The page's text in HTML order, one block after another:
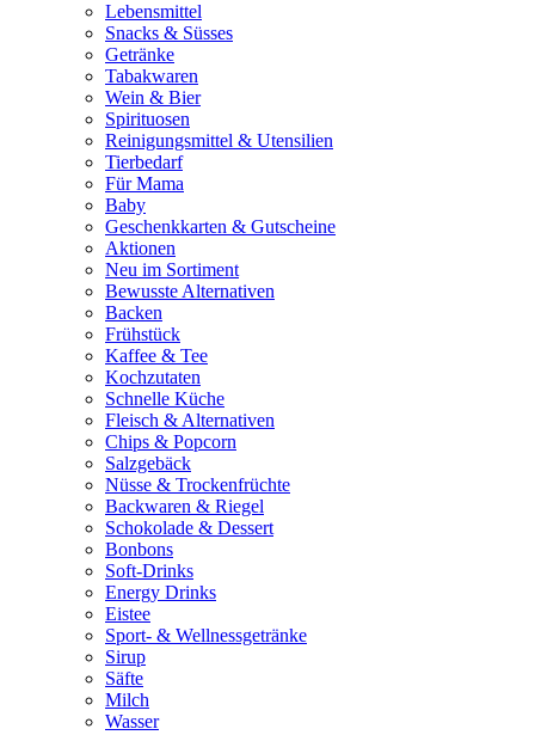
Lebensmittel
Snacks & Süsses
Getränke
Tabakwaren
Wein & Bier
Spirituosen
Reinigungsmittel & Utensilien
Tierbedarf
Für Mama
Baby
Geschenkkarten & Gutscheine
Aktionen
Neu im Sortiment
Bewusste Alternativen
Backen
Frühstück
Kaffee & Tee
Kochzutaten
Schnelle Küche
Fleisch & Alternativen
Chips & Popcorn
Salzgebäck
Nüsse & Trockenfrüchte
Backwaren & Riegel
Schokolade & Dessert
Bonbons
Soft-Drinks
Energy Drinks
Eistee
Sport- & Wellnessgetränke
Sirup
Säfte
Milch
Wasser